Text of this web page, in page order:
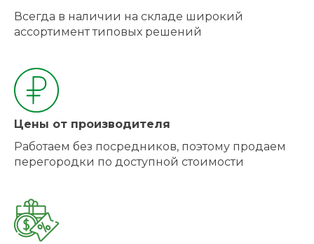
Всегда в наличии на складе широкий
ассортимент типовых решений
Цены от производителя
Работаем без посредников, поэтому продаем
перегородки по доступной стоимости